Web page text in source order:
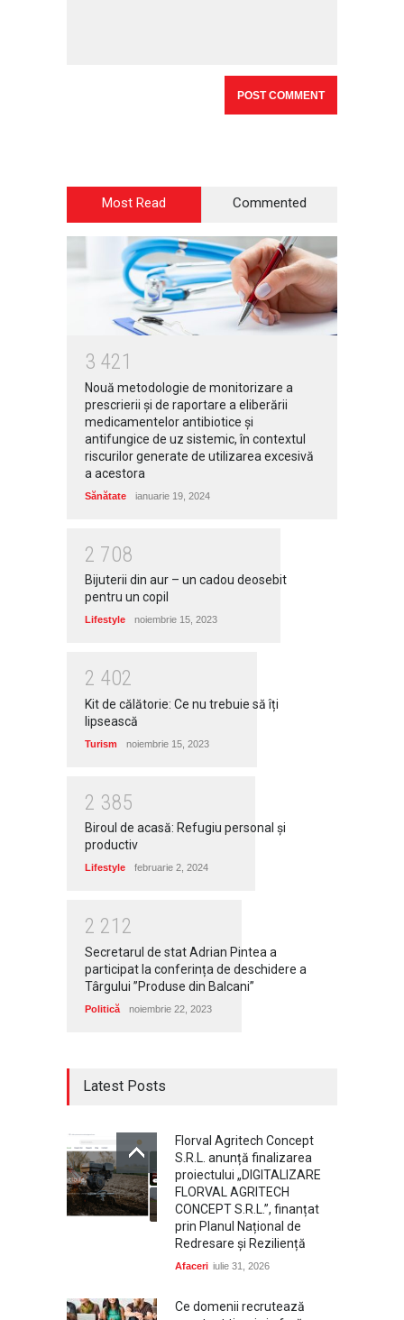
Most Read Commented
3 421
Nouă metodologie de monitorizare a
prescrierii și de raportare a eliberării
medicamentelor antibiotice și
antifungice de uz sistemic, în contextul
riscurilor generate de utilizarea excesivă
a acestora
Sănătate ianuarie 19, 2024
2 708
Bijuterii din aur – un cadou deosebit
pentru un copil
Lifestyle noiembrie 15, 2023
2 402
Kit de călătorie: Ce nu trebuie să îți
lipsească
Turism noiembrie 15, 2023
2 385
Biroul de acasă: Refugiu personal și
productiv
Lifestyle februarie 2, 2024
2 21 2
Secretarul de stat Adrian Pintea a
participat la conferința de deschidere a
Târgului ”Produse din Balcani”
Politică noiembrie 22, 2023
Latest Posts
Florval Agritech Concept
S.R.L. anunță finalizarea
proiectului „DIGITALIZARE
FLORVAL AGRITECH
CONCEPT S.R.L.”, finanțat
prin Planul Național de
Redresare și Reziliență
Afaceri iulie 31, 2026
Ce domenii recrutează